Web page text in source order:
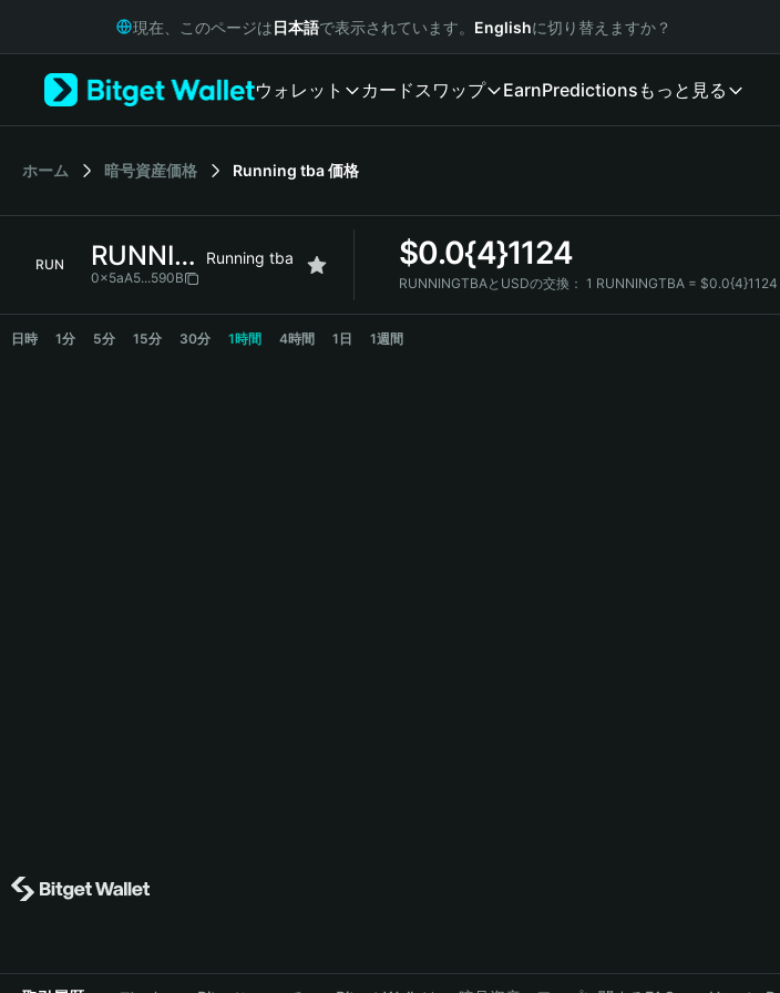
Русский
Italiano
Bahasa Indonesia
現在、このページは日本語で表示されています。 Englishに切り替えますか？
ウォレット カードスワップ EarnPredictions もっと見る
ホーム 暗号資産価格 Running tba価格
RUN RUNNINGTBA Running tba
0x5aA5...590B
$0.0{4}1124
RUNNINGTBAとUSDの交換： 1 RUNNINGTBA = $0.0{4}1124
RUNNINGTBA Price Chart
日時 1分 5分 15分 30分 1時間 4時間 1日 1週間